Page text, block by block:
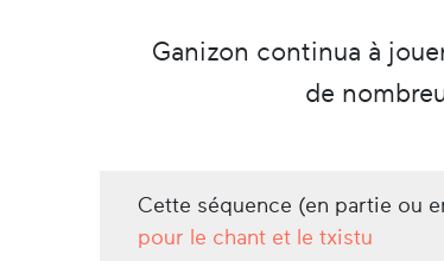
Ganizon continua à
de
Cette séquence (en partie ou
pour le chant et le txistu